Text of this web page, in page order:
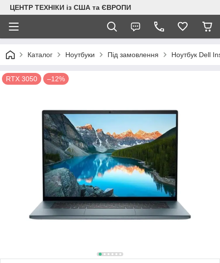
ЦЕНТР ТЕХНІКИ із США та ЄВРОПИ
Каталог Ноутбуки Під замовлення Ноутбук Dell
RTX 3050 –12%